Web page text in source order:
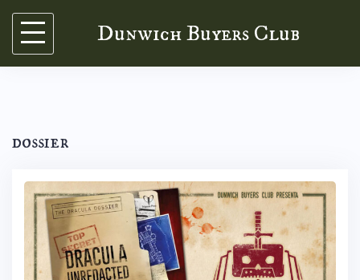
Skip
content
Dunwich Buyers Club
dossier